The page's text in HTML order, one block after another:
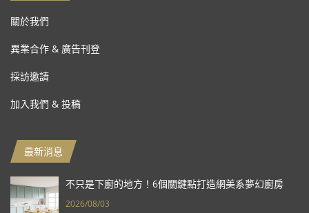
關於我們
異業合作 & 廣告刊登
採訪邀請
加入我們 & 投稿
最新消息
不只是下廚的地方！6個關鍵點打造網美系夢幻廚房
2026/08/03